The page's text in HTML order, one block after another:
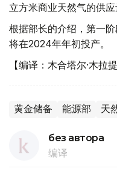
立方米商业天然气的供应
根据部长的介绍，第一
将在2024年年初投产。
【编译：木合塔尔·木拉提
黄金储备 能源部 天
без автора
编译